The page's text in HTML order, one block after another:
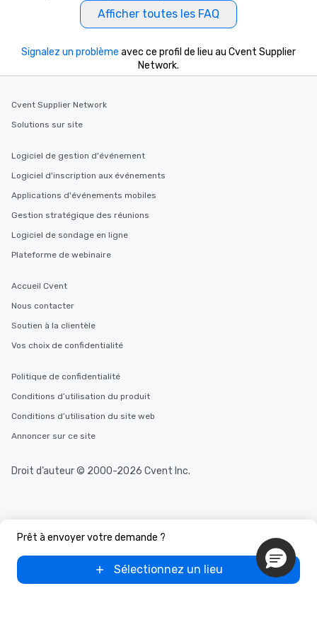
Afficher toutes les FAQ
Prêt à envoyer votre demande ?
Sélectionnez un lieu
Signalez un problème avec ce profil de lieu au Cvent Supplier
Network.
Cvent Supplier Network
Solutions sur site
Logiciel de gestion d'événement
Logiciel d'inscription aux événements
Applications d'événements mobiles
Gestion stratégique des réunions
Logiciel de sondage en ligne
Plateforme de webinaire
Accueil Cvent
Nous contacter
Soutien à la clientèle
Vos choix de confidentialité
Politique de confidentialité
Conditions d’utilisation du produit
Conditions d’utilisation du site web
Annoncer sur ce site
Droit d’auteur © 2000-2026 Cvent Inc.